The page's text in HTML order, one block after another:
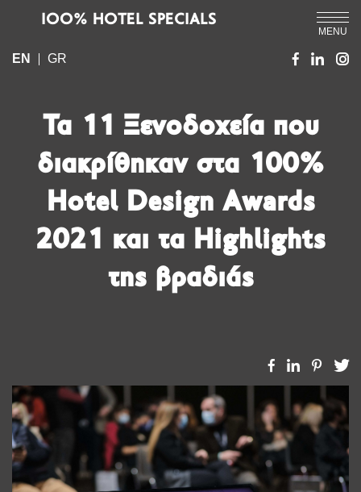
MENU
IOO% HOTEL SPECIALS
EN GR
Τα 11 Ξενοδοχεία που
διακρίθηκαν στα 100%
Hotel Design Awards
2021 και τα Highlights
της βραδιάς